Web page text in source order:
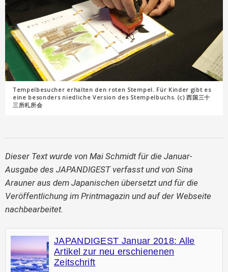
Tempelbesucher erhalten den roten Stempel. Für Kinder gibt es
eine besonders niedliche Version des Stempelbuchs. (c) 西国三十
三所札所会
Dieser Text wurde von Mai Schmidt für die Januar-
Ausgabe des JAPANDIGEST verfasst und von Sina
Arauner aus dem Japanischen übersetzt und für die
Veröffentlichung im Printmagazin und auf der Webseite
nachbearbeitet.
JAPANDIGEST Januar 2018: Alle
Artikel zur neu erschienenen
Zeitschrift